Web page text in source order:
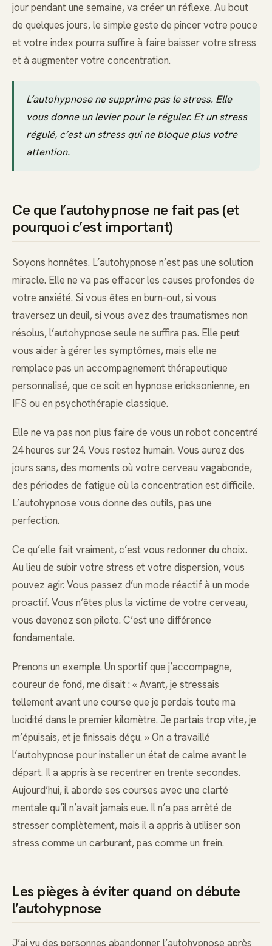
jour pendant une semaine, va créer un réflexe. Au bout
de quelques jours, le simple geste de pincer votre pouce
et votre index pourra suffire à faire baisser votre stress
et à augmenter votre concentration.
L’autohypnose ne supprime pas le stress. Elle
vous donne un levier pour le réguler. Et un stress
régulé, c’est un stress qui ne bloque plus votre
attention.
Ce que l’autohypnose ne fait pas (et
pourquoi c’est important)
Soyons honnêtes. L’autohypnose n’est pas une solution
miracle. Elle ne va pas effacer les causes profondes de
votre anxiété. Si vous êtes en burn-out, si vous
traversez un deuil, si vous avez des traumatismes non
résolus, l’autohypnose seule ne suffira pas. Elle peut
vous aider à gérer les symptômes, mais elle ne
remplace pas un accompagnement thérapeutique
personnalisé, que ce soit en hypnose ericksonienne, en
IFS ou en psychothérapie classique.
Elle ne va pas non plus faire de vous un robot concentré
24 heures sur 24. Vous restez humain. Vous aurez des
jours sans, des moments où votre cerveau vagabonde,
des périodes de fatigue où la concentration est difficile.
L’autohypnose vous donne des outils, pas une
perfection.
Ce qu’elle fait vraiment, c’est vous redonner du choix.
Au lieu de subir votre stress et votre dispersion, vous
pouvez agir. Vous passez d’un mode réactif à un mode
proactif. Vous n’êtes plus la victime de votre cerveau,
vous devenez son pilote. C’est une différence
fondamentale.
Prenons un exemple. Un sportif que j’accompagne,
coureur de fond, me disait : « Avant, je stressais
tellement avant une course que je perdais toute ma
lucidité dans le premier kilomètre. Je partais trop vite, je
m’épuisais, et je finissais déçu. » On a travaillé
l’autohypnose pour installer un état de calme avant le
départ. Il a appris à se recentrer en trente secondes.
Aujourd’hui, il aborde ses courses avec une clarté
mentale qu’il n’avait jamais eue. Il n’a pas arrêté de
stresser complètement, mais il a appris à utiliser son
stress comme un carburant, pas comme un frein.
Les pièges à éviter quand on débute
l’autohypnose
J’ai vu des personnes abandonner l’autohypnose après